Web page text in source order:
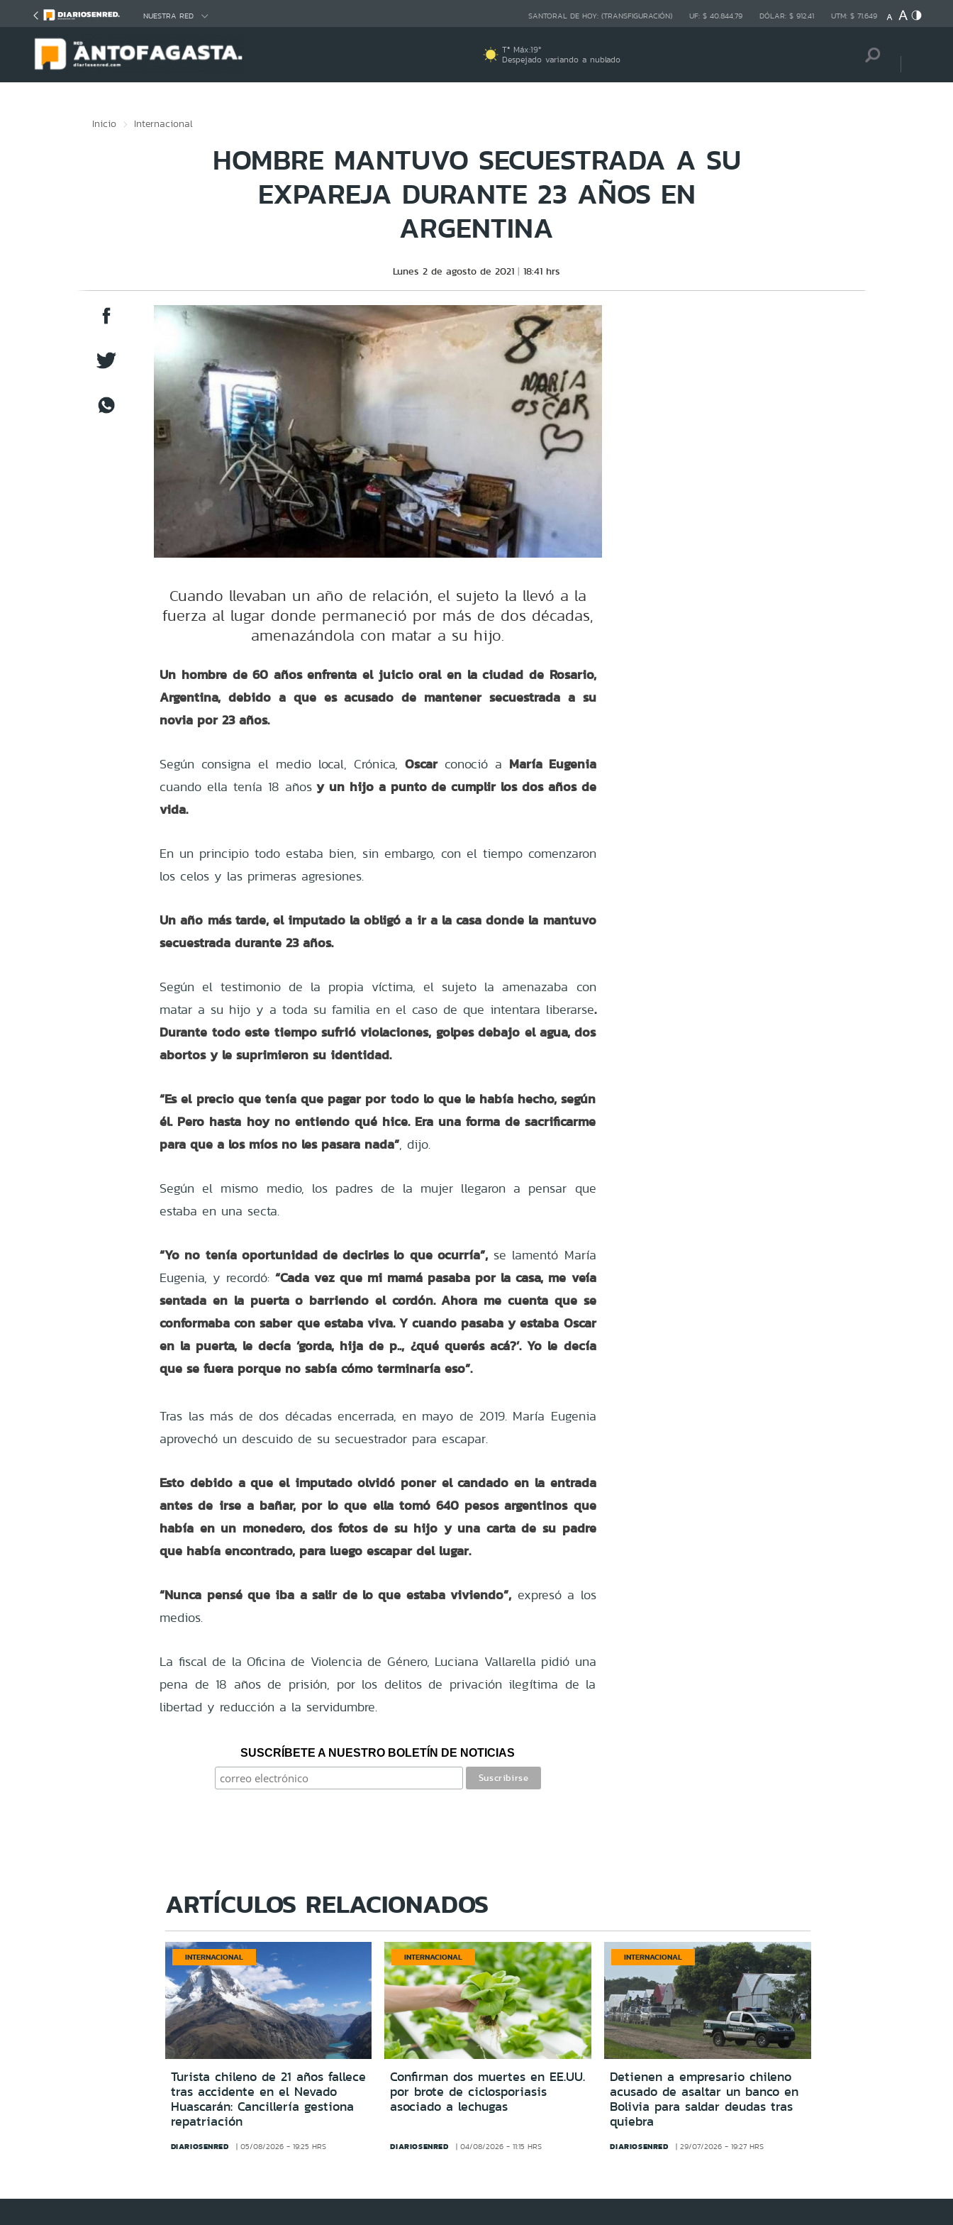
NUESTRA RED SANTORAL DE HOY: (TRANSFIGURACIÓN) UF: $ 40.844,79 DÓLAR: $ 912,41 UTM: $ 71.649
Tª Máx:19º
Despejado variando a nublado
Inicio Internacional
HOMBRE MANTUVO SECUESTRADA A SU
EXPAREJA DURANTE 23 AÑOS EN
ARGENTINA
Lunes 2 de agosto de 2021 18:41 hrs
Cuando llevaban un año de relación, el sujeto la llevó a la
fuerza al lugar donde permaneció por más de dos décadas,
amenazándola con matar a su hijo.
Un hombre de 60 años enfrenta el juicio oral en la ciudad de Rosario,
Argentina, debido a que es acusado de mantener secuestrada a su
novia por 23 años.
Según consigna el medio local, Crónica, Oscarconoció a María Eugenia
cuando ella tenía 18 añosy un hijo a punto de cumplir los dos años de
vida.
En un principio todo estaba bien, sin embargo, con el tiempo comenzaron
los celos y las primeras agresiones.
Un año más tarde, el imputado la obligó a ir a la casa donde la mantuvo
secuestrada durante 23 años.
Según el testimonio de la propia víctima, el sujeto la amenazaba con
matar a su hijo y a toda su familia en el caso de que intentara liberarse.
Durante todo este tiempo sufrió violaciones, golpes debajo el agua, dos
abortos y le suprimieron su identidad.
“Es el precio que tenía que pagar por todo lo que le había hecho, según
él. Pero hasta hoy no entiendo qué hice. Era una forma de sacrificarme
para que a los míos no les pasara nada”, dijo.
Según el mismo medio, los padres de la mujer llegaron a pensar que
estaba en una secta.
“Yo no tenía oportunidad de decirles lo que ocurría”,se lamentó María
Eugenia, y recordó:“Cada vez que mi mamá pasaba por la casa, me veía
sentada en la puerta o barriendo el cordón. Ahora me cuenta que se
conformaba con saber que estaba viva. Y cuando pasaba y estaba Oscar
en la puerta, le decía ‘gorda, hija de p.., ¿qué querés acá?’. Yo le decía
que se fuera porque no sabía cómo terminaría eso”.
Tras las más de dos décadas encerrada, en mayo de 2019. María Eugenia
aprovechó un descuido de su secuestrador para escapar.
Esto debido a que el imputado olvidó poner el candado en la entrada
antes de irse a bañar, por lo que ella tomó 640 pesos argentinos que
había en un monedero, dos fotos de su hijo y una carta de su padre
que había encontrado, para luego escapar del lugar.
“Nunca pensé que iba a salir de lo que estaba viviendo”, expresó a los
medios.
La fiscal de la Oficina de Violencia de Género, Luciana Vallarella pidió una
pena de 18 años de prisión, por los delitos de privación ilegítima de la
libertad y reducción a la servidumbre.
SUSCRÍBETE A NUESTRO BOLETÍN DE NOTICIAS
ARTÍCULOS RELACIONADOS
INTERNACIONAL
Turista chileno de 21 años fallece
tras accidente en el Nevado
Huascarán: Cancillería gestiona
repatriación
DIARIOSENRED 05/08/2026 - 19:25 HRS
INTERNACIONAL
Confirman dos muertes en EE.UU.
por brote de ciclosporiasis
asociado a lechugas
DIARIOSENRED 04/08/2026 - 11:15 HRS
INTERNACIONAL
Detienen a empresario chileno
acusado de asaltar un banco en
Bolivia para saldar deudas tras
quiebra
DIARIOSENRED 29/07/2026 - 19:27 HRS